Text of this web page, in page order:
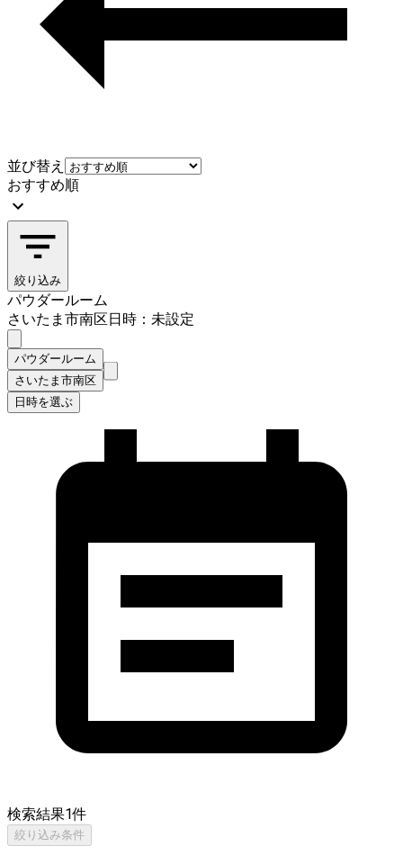
並び替え
おすすめ順
絞り込み
パウダールーム
さいたま市南区日時：未設定
パウダールーム
さいたま市南区
日時を選ぶ
検索結果1件
絞り込み条件